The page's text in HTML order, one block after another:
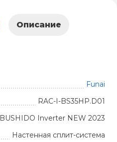
Описание
Funai
RAC-I-BS35HP.D01
BUSHIDO Inverter NEW 2023
Настенная сплит-система